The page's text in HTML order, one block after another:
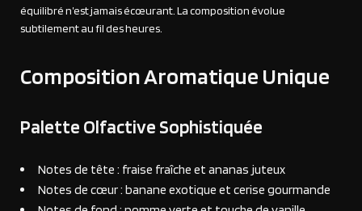
équilibré n’est jamais écœurant. La composition évolue
subtilement au fil des heures.
Composition Aromatique Unique
Palette Olfactive Sophistiquée
Notes de tête : fraise fraîche et ananas juteux
Notes de cœur : banane exotique et cerise gourmande